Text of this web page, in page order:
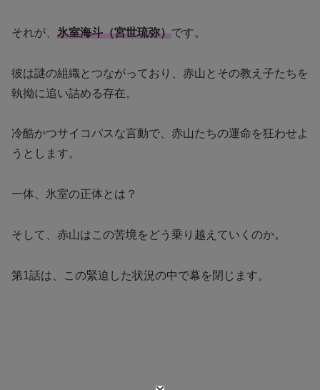
それが、 氷室海斗（宮世琉弥）です。
彼は謎の組織とつながっており、赤山とその教え子たちを
執拗に追い詰める存在。
冷酷かつサイコパスな言動で、赤山たちの運命を狂わせよ
うとします。
一体、氷室の正体とは？
そして、赤山はこの苦境をどう乗り越えていくのか。
第1話は、この緊迫した状況の中で幕を閉じます。